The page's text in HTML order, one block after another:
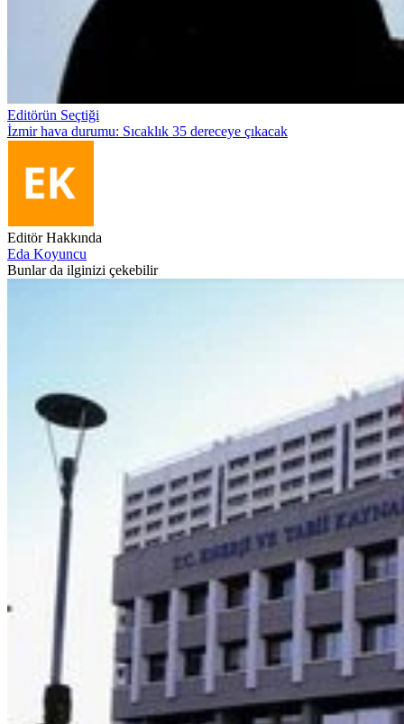
Editörün Seçtiği
İzmir hava durumu: Sıcaklık 35 dereceye çıkacak
Editör Hakkında
Eda Koyuncu
Bunlar da ilginizi çekebilir